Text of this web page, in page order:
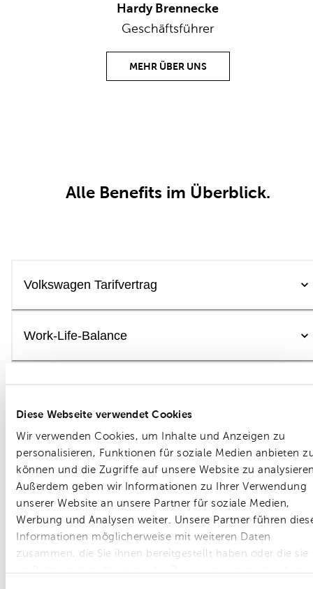
Diese Webseite verwendet Cookies
Wir verwenden Cookies, um Inhalte und Anzeigen zu
personalisieren, Funktionen für soziale Medien anbieten
können und die Zugriffe auf unsere Website zu
Außerdem geben wir Informationen zu Ihrer Verwendung
unserer Website an unsere Partner für soziale Medien,
Werbung und Analysen weiter. Unsere Partner führen
Informationen möglicherweise mit weiteren Daten
zusammen, die Sie ihnen bereitgestellt haben oder die sie
Hardy Brennecke
Geschäftsführer
MEHR ÜBER UNS
Alle Benefits im Überblick.
Volkswagen Tarifvertrag
Work-Life-Balance
Gesundheit & Fitness
Qualifizierung & Weiterentwicklung
Besonderer Teamspirit